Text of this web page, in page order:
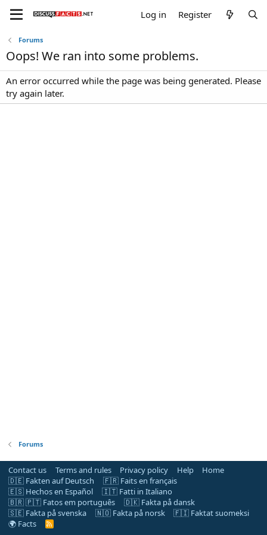
Log in Register
Forums
Oops! We ran into some problems.
An error occurred while the page was being generated. Please
try again later.
Forums
Contact us Terms and rules Privacy policy Help
Home
🇩🇪 Fakten auf Deutsch
🇫🇷 Faits en français
🇪🇸 Hechos en Español
🇮🇹 Fatti in Italiano
🇧🇷 🇵🇹 Fatos em português
🇩🇰 Fakta på dansk
🇸🇪 Fakta på svenska
🇳🇴 Fakta på norsk
🇫🇮 Faktat suomeksi
🌍 Facts
R